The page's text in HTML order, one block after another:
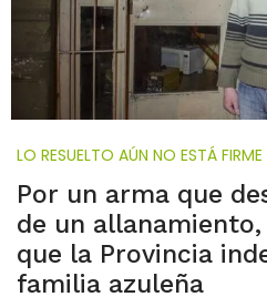
LO RESUELTO AÚN NO ESTÁ FIRME
Por un arma que
de un
que la Provincia
familia azuleña